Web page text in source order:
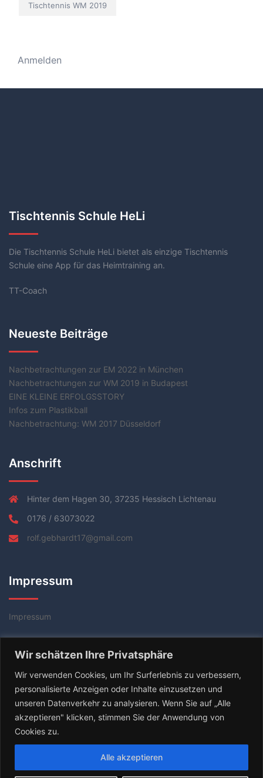
Wir schätzen Ihre Privatsphäre
Wir verwenden Cookies, um Ihr Surferlebnis zu verbessern,
personalisierte Anzeigen oder Inhalte einzusetzen und
unseren Datenverkehr zu analysieren. Wenn Sie auf „Alle
akzeptieren" klicken, stimmen Sie der Anwendung von
Cookies zu.
Alle akzeptieren
Tischtennis WM 2019
Anmelden
Tischtennis Schule HeLi
Die Tischtennis Schule HeLi bietet als einzige Tischtennis
Schule eine App für das Heimtraining an.
TT-Coach
Neueste Beiträge
Nachbetrachtungen zur EM 2022 in München
Nachbetrachtungen zur WM 2019 in Budapest
EINE KLEINE ERFOLGSSTORY
Infos zum Plastikball
Nachbetrachtung: WM 2017 Düsseldorf
Anschrift
Hinter dem Hagen 30, 37235 Hessisch Lichtenau
0176 / 63073022
rolf.gebhardt17@gmail.com
Impressum
Impressum